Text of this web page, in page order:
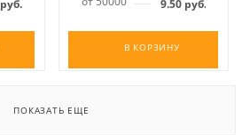
руб. 9.50руб.
В КОРЗИНУ
ПОКАЗАТЬ ЕЩЕ